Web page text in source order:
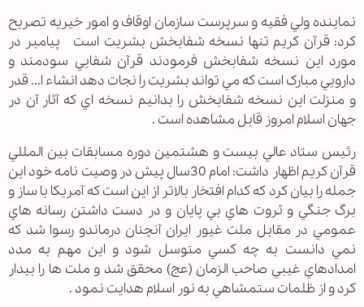
نماينده ولي فقيه و سرپرست سازمان اوقاف و امور خيريه تصريح
کرد: قرآن کريم تنها نسخه شفابخش بشريت است پيامبر در
مورد اين نسخه شفابخش فرمودند قرآن شفايي سودمند و
دارويي مبارک است که مي تواند بشريت را نجات دهد انشاء ا... قدر
و منزلت اين نسخه شفابخش را بدانيم نسخه اي که آثار آن در
جهان اسلام امروز قابل مشاهده است .
رئيس ستاد عالي بيست و هشتمين دوره مسابقات بين المللي
قرآن کريم اظهار داشت: امام 30سال پيش در وصيت نامه خود اين
جمله را بيان کرد که کدام افتخار بالاتر از اين است که آمريکا با ساز و
برگ جنگي و ثروت هاي بي پايان و در دست داشتن رسانه هاي
عمومي در مقابل ملت غيور ايران آنچنان درماندو رسوا شد که
نمي دانست به چه کسي متوسل شود و اين مهم به مدد
امدادهاي غيبي صاحب الزمان (عج) محقق شد و ملت ها را بيدار
کرد و از ظلمات ستمشاهي به نور اسلام هدايت نمود .